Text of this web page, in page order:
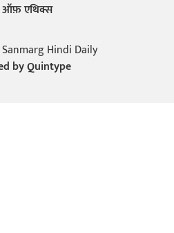
ऑफ़ एथिक्स
Hindi Daily
byQuintype